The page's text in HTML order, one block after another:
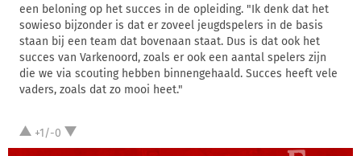
een beloning op het succes in de opleiding. "Ik denk dat het
sowieso bijzonder is dat er zoveel jeugdspelers in de basis
staan bij een team dat bovenaan staat. Dus is dat ook het
succes van Varkenoord, zoals er ook een aantal spelers zijn
die we via scouting hebben binnengehaald. Succes heeft vele
vaders, zoals dat zo mooi heet."
+1/-0